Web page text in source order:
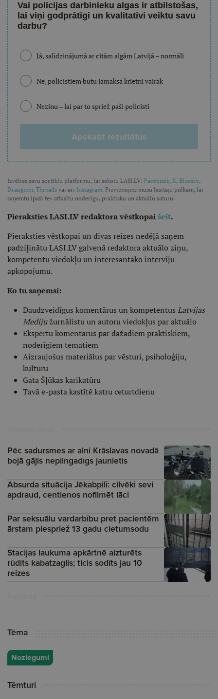
Vai policijas darbinieku algas ir atbilstošas,
lai viņi godprātīgi un kvalitatīvi veiktu savu
darbu?
Jā, salīdzinājumā ar citām algām Latvijā – normāli
Nē, policistiem būtu jāmaksā krietni vairāk
Nezinu – lai par to spriež paši policisti
Apskatīt rezultātus
Izvēlies savu soctīklu platformu, lai sekotu LASI.LV: Facebook, X, Bluesky,
Draugiem, Threads vai arī Instagram. Pievienojies mūsu lasītāju pulkam, lai
saņemtu īpaši tev atlasītu noderīgu, praktisku un aktuālu saturu.
Pieraksties LASI.LV redaktora vēstkopaišeit.
Pieraksties vēstkopai un divas reizes nedēļā saņem
padziļinātu LASI.LV galvenā redaktora aktuālo ziņu,
kompetentu viedokļu un interesantāko interviju
apkopojumu.
Ko tu saņemsi:
Daudzveidīgus komentārus un kompetentus Latvijas
Medijužurnālistu un autoru viedokļus par aktuālo
Ekspertu komentārus par dažādiem praktiskiem,
noderīgiem tematiem
Aizraujošus materiālus par vēsturi, psiholoģiju,
kultūru
Gata Šļūkas karikatūru
Tavā e-pasta kastītē katru ceturtdienu
Pēc sadursmes ar alni Krāslavas novadā
bojā gājis nepilngadīgs jaunietis
Absurda situācija Jēkabpilī: cilvēki sevi
apdraud, centienos nofilmēt lāci
Par seksuālu vardarbību pret pacientēm
ārstam piespriež 13 gadu cietumsodu
Stacijas laukuma apkārtnē aizturēts
rūdīts kabatzaglis; ticis sodīts jau 10
reizes
Tēma
Noziegumi
Tēmturi